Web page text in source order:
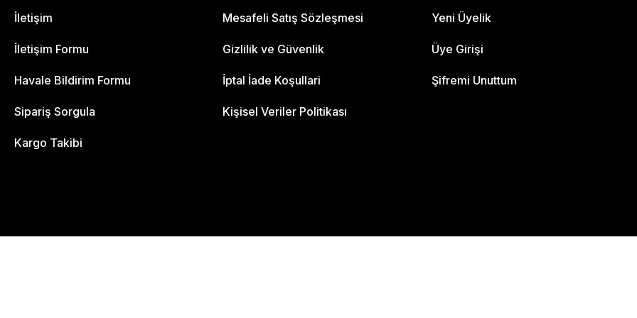
İletişim
İletişim Formu
Havale Bildirim Formu
Sipariş Sorgula
Kargo Takibi
Mesafeli Satış Sözleşmesi
Gizlilik ve Güvenlik
İptal İade Koşullari
Kişisel Veriler Politikası
Yeni Üyelik
Üye Girişi
Şifremi Unuttum